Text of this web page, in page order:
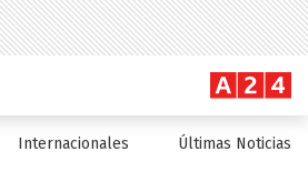
Internacionales Últimas Noticias